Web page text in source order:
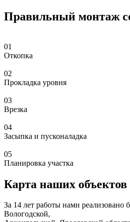
Правильный монтаж
01
Откопка
02
Прокладка уровня
03
Врезка
04
Засыпка и пусконаладка
05
Планировка участка
Карта наших объектов
За 14 лет работы нами реализовано
Вологодской,